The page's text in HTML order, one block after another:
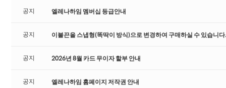
공지 엘레나하임 멤버십 등급안내
공지 이불끈을 스냅형(똑딱이 방식)으로 변경하여 구매하실 수 있습니다.
공지 2026년 8월 카드 무이자 할부 안내
공지 엘레나하임 홈페이지 저작권 안내